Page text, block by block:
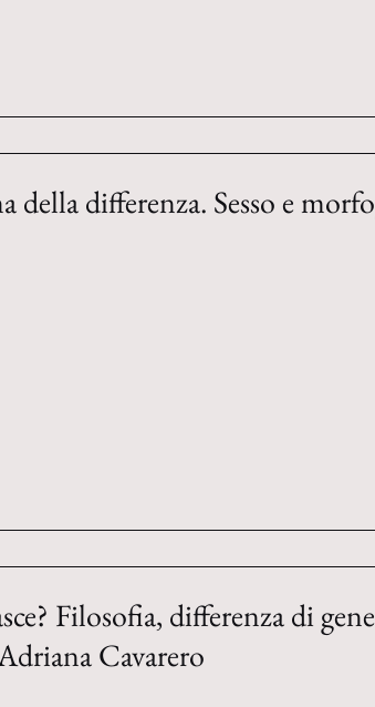
della differenza. Sesso e
Filosofia, differenza di
Cavarero